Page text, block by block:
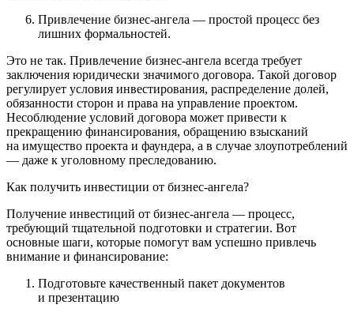
Привлечение бизнес-ангела — простой процесс без
лишних формальностей.
Это не так. Привлечение бизнес-ангела всегда требует
заключения юридически значимого договора. Такой договор
регулирует условия инвестирования, распределение долей,
обязанности сторон и права на управление проектом.
Несоблюдение условий договора может привести к
прекращению финансирования, обращению взысканий
на имущество проекта и фаундера, а в случае злоупотреблений
— даже к уголовному преследованию.
Как получить инвестиции от бизнес-ангела?
Получение инвестиций от бизнес-ангела — процесс,
требующий тщательной подготовки и стратегии. Вот
основные шаги, которые помогут вам успешно привлечь
внимание и финансирование:
Подготовьте качественный пакет документов
и презентацию